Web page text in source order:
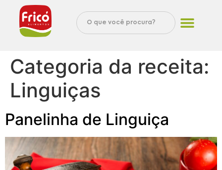
Categoria da receita:
Linguiças
Panelinha de Linguiça